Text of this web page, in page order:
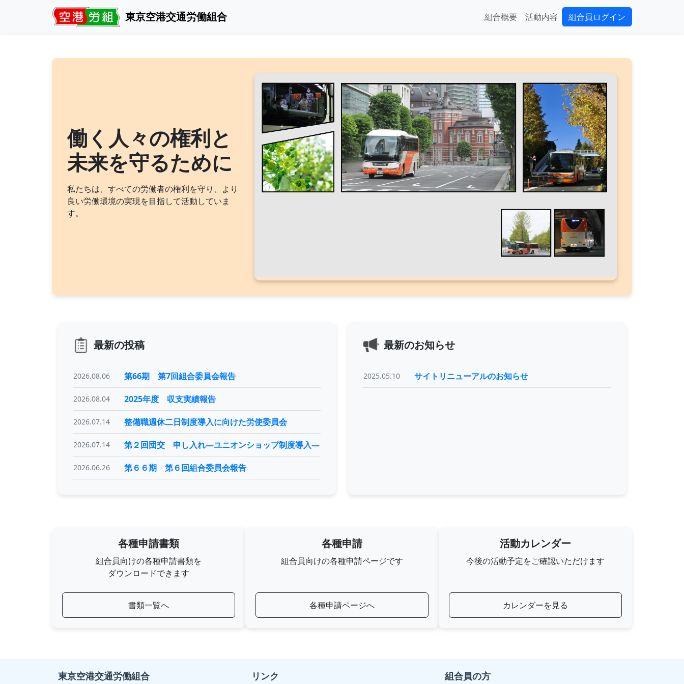
東京空港交通労働組合 組合概要 活動内容 組合員ログイン
働く人々の権利と
未来を守るために
私たちは、すべての労働者の権利を守り、より
良い労働環境の実現を目指して活動していま
す。
最新の投稿
2026.08.06 第66期 第7回組合委員会報告
2026.08.04 2025年度 収支実績報告
2026.07.14 整備職週休二日制度導入に向けた労使委員会
2026.07.14 第２回団交 申し入れ―ユニオンショップ制度導入―
2026.06.26 第６６期 第６回組合委員会報告
最新のお知らせ
2025.05.10 サイトリニューアルのお知らせ
各種申請書類
組合員向けの各種申請書類を
ダウンロードできます
書類一覧へ
各種申請
組合員向けの各種申請ページです
各種申請ページへ
活動カレンダー
今後の活動予定をご確認いただけます
カレンダーを見る
東京空港交通労働組合 リンク 組合員の方